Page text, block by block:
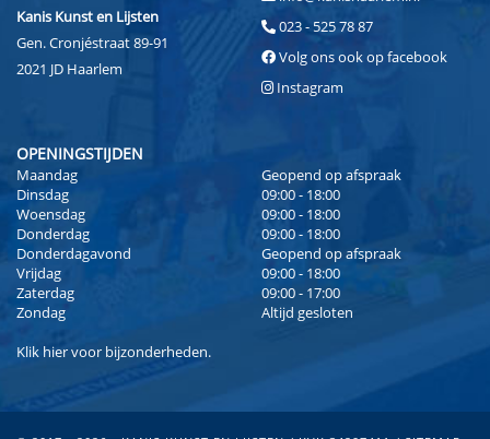
Kanis Kunst en Lijsten
Gen. Cronjéstraat 89-91
2021 JD Haarlem
023 - 525 78 87
Volg ons ook op facebook
Instagram
OPENINGSTIJDEN
Maandag
Geopend op afspraak
Dinsdag
09:00 - 18:00
Woensdag
09:00 - 18:00
Donderdag
09:00 - 18:00
Donderdagavond
Geopend op afspraak
Vrijdag
09:00 - 18:00
Zaterdag
09:00 - 17:00
Zondag
Altijd gesloten
Klik hiervoor bijzonderheden.